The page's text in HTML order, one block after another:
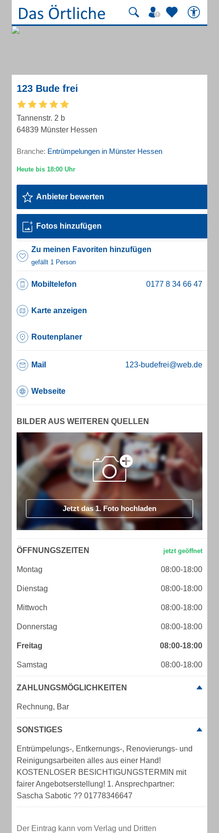
123 Bude frei
Tannenstr. 2 b
64839 Münster Hessen
Branche: Entrümpelungen in Münster Hessen
Anbieter bewerten
Fotos hinzufügen
Zu meinen Favoriten hinzufügen
gefällt 1 Person
Mobiltelefon
Karte anzeigen
Routenplaner
Mail 123-budefrei@web.de
Webseite
BILDER AUS WEITEREN QUELLEN
Jetzt das 1. Foto hochladen
ÖFFNUNGSZEITEN
Montag 08:00-18:00
Dienstag 08:00-18:00
Mittwoch 08:00-18:00
Donnerstag 08:00-18:00
Freitag 08:00-18:00
Samstag 08:00-18:00
ZAHLUNGSMÖGLICHKEITEN
Rechnung, Bar
SONSTIGES
Entrümpelungs-, Entkernungs-, Renovierungs- und
Reinigungsarbeiten alles aus einer Hand!
KOSTENLOSER BESICHTIGUNGSTERMIN mit
fairer Angebotserstellung! 1. Ansprechpartner:
Sascha Sabotic ?? 01778346647
Der Eintrag kann vom Verlag und Dritten